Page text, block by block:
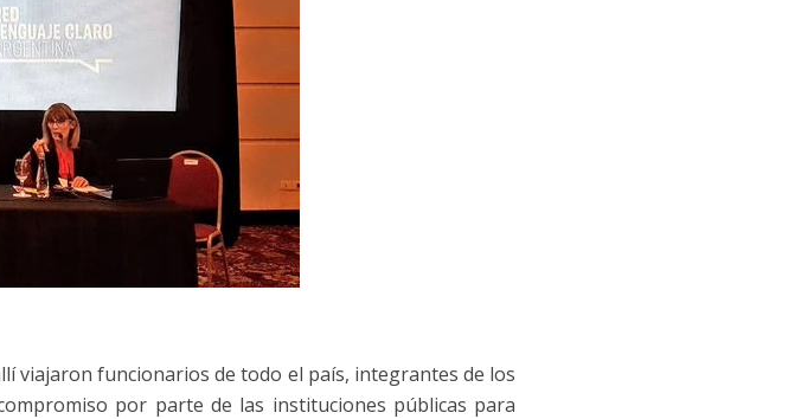
viajaron funcionarios de todo el país, integrantes de los
por parte de las instituciones públicas para